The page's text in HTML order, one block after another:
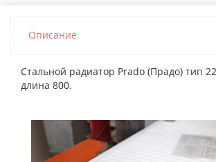
Описание
Стальной радиатор Prado (Прадо) тип
длина 800.